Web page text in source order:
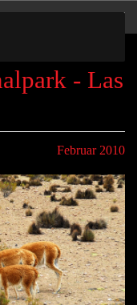
- Las
Februar 2010